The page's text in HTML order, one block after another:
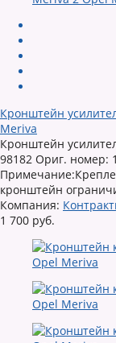
Кронштейн
Meriva
Кронштейн
98182 Ориг. номер:
кронштейн
Компания:
1 700 руб.